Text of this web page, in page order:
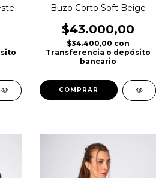
Buzo Corto Soft Beige
$43.000,00
$34.400,00 con
Transferencia o depósito
bancario
COMPRAR